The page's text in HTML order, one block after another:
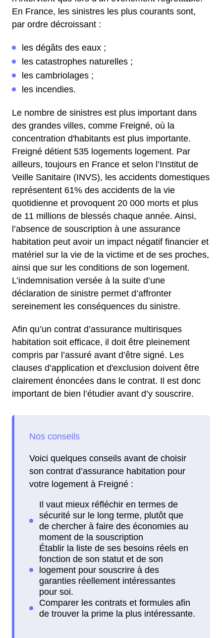
En France, les sinistres les plus courants sont,
par ordre décroissant :
les dégâts des eaux ;
les catastrophes naturelles ;
les cambriolages ;
les incendies.
Le nombre de sinistres est plus important dans
des grandes villes, comme Freigné, où la
concentration d'habitants est plus importante.
Freigné détient 535 logements logement. Par
ailleurs, toujours en France et selon l’Institut de
Veille Sanitaire (INVS), les accidents domestiques
représentent 61% des accidents de la vie
quotidienne et provoquent 20 000 morts et plus
de 11 millions de blessés chaque année. Ainsi,
l’absence de souscription à une assurance
habitation peut avoir un impact négatif financier et
matériel sur la vie de la victime et de ses proches,
ainsi que sur les conditions de son logement.
L’indemnisation versée à la suite d’une
déclaration de sinistre permet d’affronter
sereinement les conséquences du sinistre.
Afin qu’un contrat d’assurance multirisques
habitation soit efficace, il doit être pleinement
compris par l’assuré avant d’être signé. Les
clauses d’application et d'exclusion doivent être
clairement énoncées dans le contrat. Il est donc
important de bien l’étudier avant d’y souscrire.
Voici quelques conseils avant de choisir
son contrat d’assurance habitation pour
votre logement à Freigné :